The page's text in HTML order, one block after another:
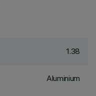
1.38
Aluminium